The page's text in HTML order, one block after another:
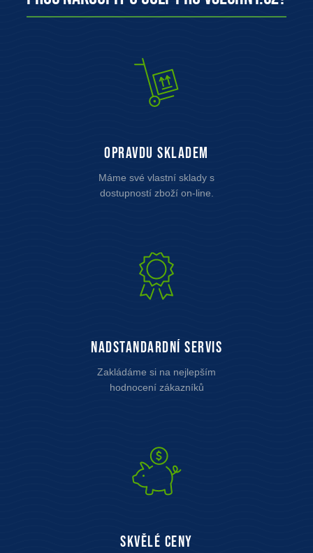
opravdu skladem
Máme své vlastní sklady s
dostupností zboží on-line.
Nadstandardní servis
Zakládáme si na nejlepším
hodnocení zákazníků
Skvělé ceny